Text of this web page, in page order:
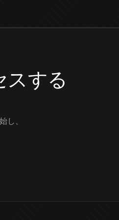
スする
し、